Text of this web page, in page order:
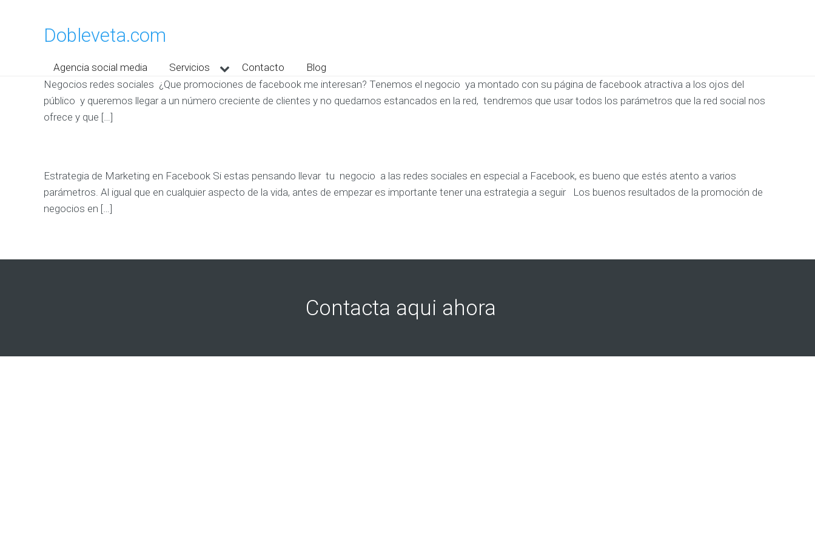
Dobleveta.com
Agencia social media Servicios Contacto
Blog
Negocios redes sociales ¿Que promociones de facebook me interesan? Tenemos el negocio ya montado con su página de facebook atractiva a los ojos del
público y queremos llegar a un número creciente de clientes y no quedarnos estancados en la red, tendremos que usar todos los parámetros que la red social nos
ofrece y que […]
Estrategia de Marketing en Facebook Si estas pensando llevar tu negocio a las redes sociales en especial a Facebook, es bueno que estés atento a varios
parámetros. Al igual que en cualquier aspecto de la vida, antes de empezar es importante tener una estrategia a seguir Los buenos resultados de la promoción de
negocios en […]
Contacta aqui ahora